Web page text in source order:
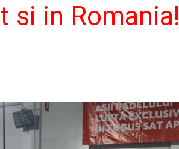
si in Romania!